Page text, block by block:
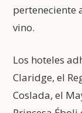
perteneciente
vino.
Los hoteles
Claridge, el
Coslada, el